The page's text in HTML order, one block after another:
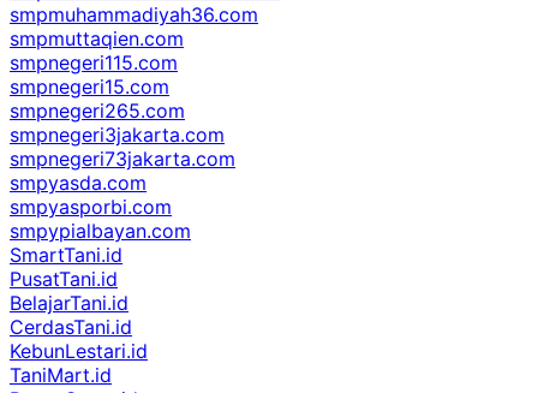
smpmuhammadiyah36.com
smpmuttaqien.com
smpnegeri115.com
smpnegeri15.com
smpnegeri265.com
smpnegeri3jakarta.com
smpnegeri73jakarta.com
smpyasda.com
smpyasporbi.com
smpypialbayan.com
SmartTani.id
PusatTani.id
BelajarTani.id
CerdasTani.id
KebunLestari.id
TaniMart.id